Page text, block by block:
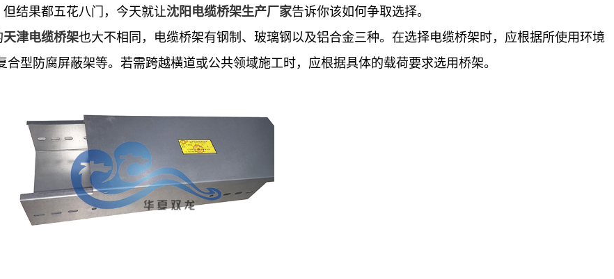
结果都五花八门，今天就让沈阳电缆桥架生产厂家告诉你该如何争取选择。
天津电缆桥架也大不相同，电缆桥架有钢制、玻璃钢以及铝合金三种。在选择电缆桥架时，应根据所使用环境
型防腐屏蔽架等。若需跨越横道或公共领域施工时，应根据具体的载荷要求选用桥架。